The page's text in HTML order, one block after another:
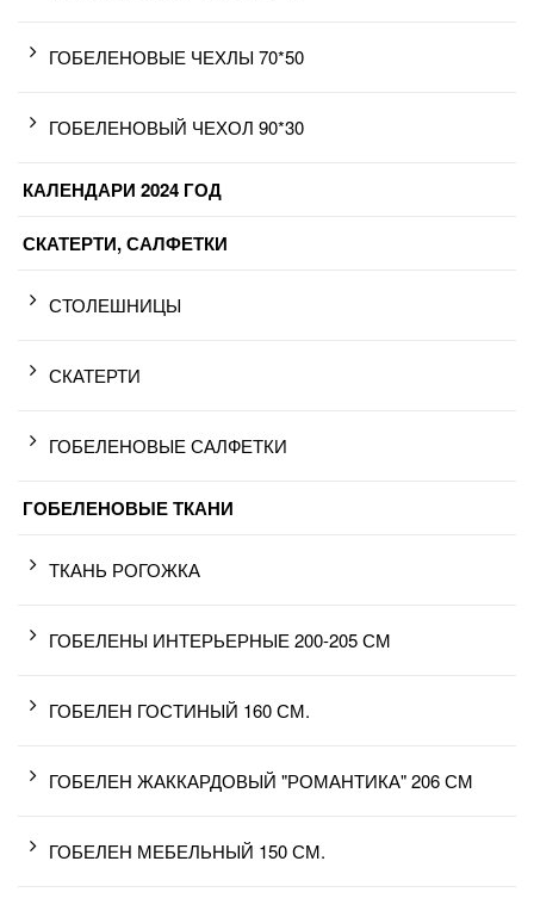
ГОБЕЛЕНОВЫЕ ЧЕХЛЫ 70*50
ГОБЕЛЕНОВЫЙ ЧЕХОЛ 90*30
КАЛЕНДАРИ 2024 ГОД
СКАТЕРТИ, САЛФЕТКИ
СТОЛЕШНИЦЫ
СКАТЕРТИ
ГОБЕЛЕНОВЫЕ САЛФЕТКИ
ГОБЕЛЕНОВЫЕ ТКАНИ
ТКАНЬ РОГОЖКА
ГОБЕЛЕНЫ ИНТЕРЬЕРНЫЕ 200-205 СМ
ГОБЕЛЕН ГОСТИНЫЙ 160 СМ.
ГОБЕЛЕН ЖАККАРДОВЫЙ "РОМАНТИКА" 206 СМ
ГОБЕЛЕН МЕБЕЛЬНЫЙ 150 СМ.